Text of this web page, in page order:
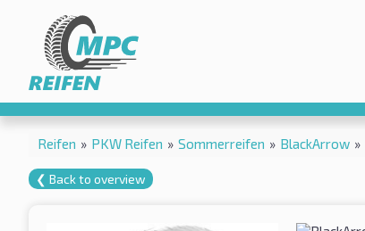
Reifen » PKW Reifen » Sommerreifen » BlackArrow »
❮ Back to overview